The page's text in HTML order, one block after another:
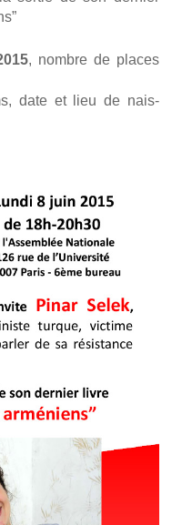
, nombre de places
date et lieu de nais­